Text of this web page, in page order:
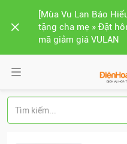
[Mùa Vu Lan Báo
tặng cha mẹ » Đặt
mã giảm giá VULAN